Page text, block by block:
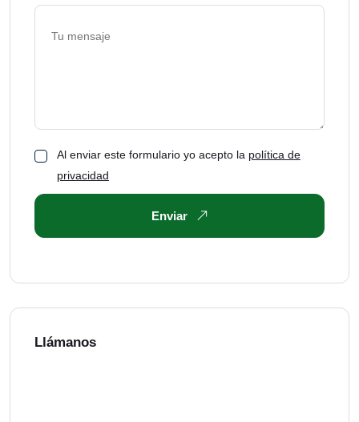
Al enviar este formulario yo acepto la política de
privacidad
Enviar
Llámanos